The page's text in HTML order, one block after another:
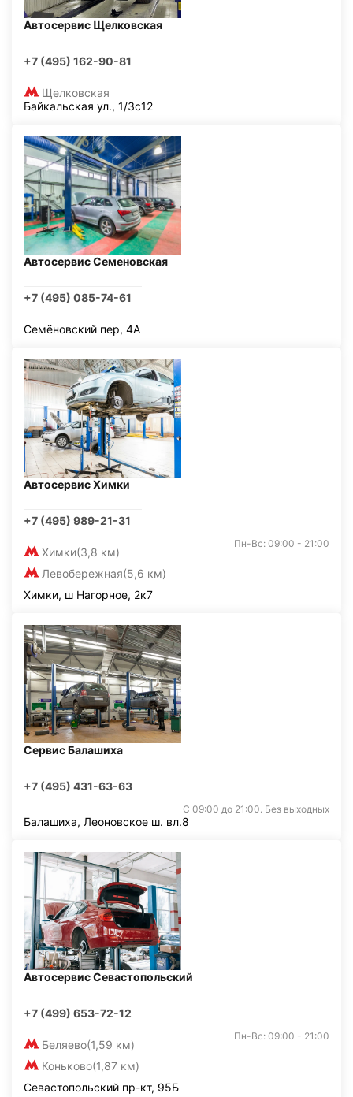
Автосервис Щелковская
+7 (495) 162-90-81
Щелковская
Байкальская ул., 1/3с12
Автосервис Семеновская
+7 (495) 085-74-61
Семёновский пер, 4А
Автосервис Химки
+7 (495) 989-21-31
Химки(3,8 км)
Левобережная(5,6 км)
Пн-Вс: 09:00 - 21:00
Химки, ш Нагорное, 2к7
Сервис Балашиха
+7 (495) 431-63-63
С 09:00 до 21:00. Без выходных
Балашиха, Леоновское ш. вл.8
Автосервис Севастопольский
+7 (499) 653-72-12
Беляево(1,59 км)
Коньково(1,87 км)
Пн-Вс: 09:00 - 21:00
Севастопольский пр-кт, 95Б